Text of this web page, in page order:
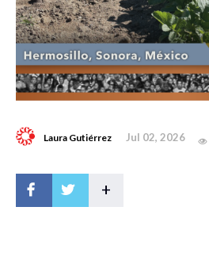
Laura Gutiérrez Jul 02, 2026
+